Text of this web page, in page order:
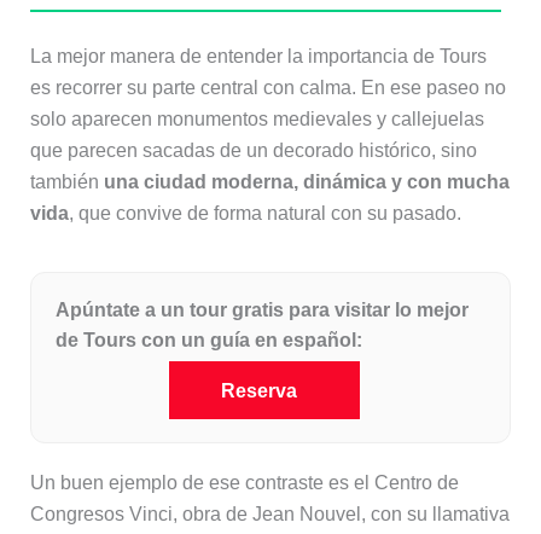
La mejor manera de entender la importancia de Tours
es recorrer su parte central con calma. En ese paseo no
solo aparecen monumentos medievales y callejuelas
que parecen sacadas de un decorado histórico, sino
también una ciudad moderna, dinámica y con mucha
vida, que convive de forma natural con su pasado.
Apúntate a un tour gratis para visitar lo mejor
de Tours con un guía en español:
Reserva
Un buen ejemplo de ese contraste es el Centro de
Congresos Vinci, obra de Jean Nouvel, con su llamativa